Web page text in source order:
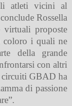
atleti vicini al
Rossella
virtuali proposte
coloro i quali ne
della grande
con altri
circuiti GBAD ha
di passione